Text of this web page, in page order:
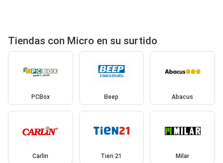
Tiendas con Micro en su surtido
PCBox Beep Abacus
Carlin Tien 21 Milar